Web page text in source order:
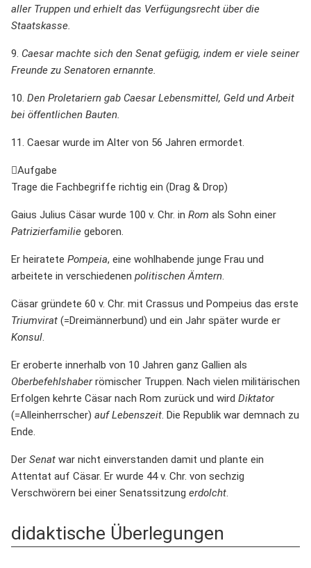
aller Truppen und erhielt das Verfügungsrecht über die
Staatskasse.
9. Caesar machte sich den Senat gefügig, indem er viele seiner
Freunde zu Senatoren ernannte.
10. Den Proletariern gab Caesar Lebensmittel, Geld und Arbeit
bei öffentlichen Bauten.
11. Caesar wurde im Alter von 56 Jahren ermordet.
Aufgabe
Trage die Fachbegriffe richtig ein (Drag & Drop)
Gaius Julius Cäsar wurde 100 v. Chr. in Rom als Sohn einer
Patrizierfamilie geboren.
Er heiratete Pompeia, eine wohlhabende junge Frau und
arbeitete in verschiedenen politischen Ämtern.
Cäsar gründete 60 v. Chr. mit Crassus und Pompeius das erste
Triumvirat (=Dreimännerbund) und ein Jahr später wurde er
Konsul.
Er eroberte innerhalb von 10 Jahren ganz Gallien als
Oberbefehlshaberrömischer Truppen. Nach vielen militärischen
Erfolgen kehrte Cäsar nach Rom zurück und wird Diktator
(=Alleinherrscher) auf Lebenszeit. Die Republik war demnach zu
Ende.
Der Senat war nicht einverstanden damit und plante ein
Attentat auf Cäsar. Er wurde 44 v. Chr. von sechzig
Verschwörern bei einer Senatssitzung erdolcht.
didaktische Überlegungen